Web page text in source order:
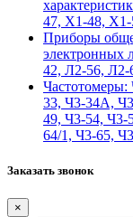
47, Х1-48,
Приборы
электронных
42, Л2-56, Л2-
33, Ч3-34А,
49, Ч3-54, Ч3-
64/1, Ч3-65,
Заказать звонок
×